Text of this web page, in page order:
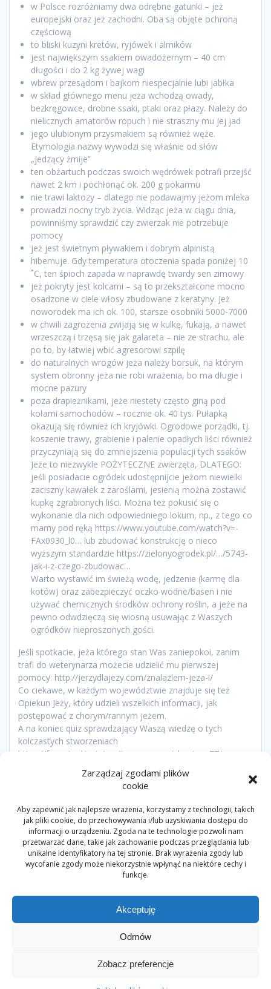
Zarządzaj zgodami plików
cookie
Aby zapewnić jak najlepsze wrażenia, korzystamy z technologii, takich
jak pliki cookie, do przechowywania i/lub uzyskiwania dostępu do
informacji o urządzeniu. Zgoda na te technologie pozwoli nam
przetwarzać dane, takie jak zachowanie podczas przeglądania lub
unikalne identyfikatory na tej stronie. Brak wyrażenia zgody lub
wycofanie zgody może niekorzystnie wpłynąć na niektóre cechy i
funkcje.
Akceptuję
Odmów
Zobacz preferencje
w Polsce rozróżniamy dwa odrębne gatunki – jeż
europejski oraz jeż zachodni. Oba są objęte ochroną
częściową
to bliski kuzyni kretów, ryjówek i almików
jest największym ssakiem owadożernym – 40 cm
długości i do 2 kg żywej wagi
wbrew przesądom i bajkom niespecjalnie lubi jabłka
w skład głównego menu jeża wchodzą owady,
bezkręgowce, drobne ssaki, ptaki oraz płazy. Należy do
nielicznych amatorów ropuch i nie straszny mu jej jad
jego ulubionym przysmakiem są również węże.
Etymologia nazwy wywodzi się właśnie od słów
„jedzący żmije”
ten obżartuch podczas swoich wędrówek potrafi przejść
nawet 2 km i pochłonąć ok. 200 g pokarmu
nie trawi laktozy – dlatego nie podawajmy jeżom mleka
prowadzi nocny tryb życia. Widząc jeża w ciągu dnia,
powinniśmy sprawdzić czy zwierzak nie potrzebuje
pomocy
jeż jest świetnym pływakiem i dobrym alpinistą
hibernuje. Gdy temperatura otoczenia spada poniżej 10
˚C, ten śpioch zapada w naprawdę twardy sen zimowy
jeż pokryty jest kolcami – są to przekształcone mocno
osadzone w ciele włosy zbudowane z keratyny. Jeż
noworodek ma ich ok. 100, starsze osobniki 5000-7000
w chwili zagrożenia zwijają się w kulkę, fukają, a nawet
wrzeszczą i trzęsą się jak galareta – nie ze strachu, ale
po to, by łatwiej wbić agresorowi szpilę
do naturalnych wrogów jeża należy borsuk, na którym
system obronny jeża nie robi wrażenia, bo ma długie i
mocne pazury
poza drapieżnikami, jeże niestety często giną pod
kołami samochodów – rocznie ok. 40 tys. Pułapką
okazują się również ich kryjówki. Ogrodowe porządki, tj.
koszenie trawy, grabienie i palenie opadłych liści również
przyczyniają się do zmniejszenia populacji tych ssaków
Jeże to niezwykle POŻYTECZNE zwierzęta, DLATEGO:
jeśli posiadacie ogródek udostępnijcie jeżom niewielki
zaciszny kawałek z zaroślami, jesienią można zostawić
kupkę zgrabionych liści. Można też pokusić się o
wykonanie dla nich odpowiedniego lokum, np., z tego co
mamy pod ręką https://www.youtube.com/watch?v=-
FAx0930_l0… lub zbudować konstrukcję o nieco
wyższym standardzie https://zielonyogrodek.pl/…/5743-
jak-i-z-czego-zbudowac…
Warto wystawić im świeżą wodę, jedzenie (karmę dla
kotów) oraz zabezpieczyć oczko wodne/basen i nie
używać chemicznych środków ochrony roślin, a jeże na
pewno odwdzięczą się wiosną usuwając z Waszych
ogródków nieproszonych gości.
Jeśli spotkacie, jeża którego stan Was zaniepokoi, zanim
trafi do weterynarza możecie udzielić mu pierwszej
pomocy: http://jerzydlajezy.com/znalazlem-jeza-i/
Co ciekawe, w każdym województwie znajduje się też
Opiekun Jeży, który udzieli wszelkich informacji, jak
postępować z chorym/rannym jeżem.
A na koniec quiz sprawdzający Waszą wiedzę o tych
kolczastych stworzeniach
https://funquiz.pl/quiz/run/jeze—co-o-nich-wiesz.77/…
Nawigacja
wpisu
Poprzedni:Poprzedni
wpis:
Meet and
Code – Nowe przygody
Scottiego (wydarzenie
online)
Następny: Następny
wpis:
Wspomóż
nasze działania!
Theme